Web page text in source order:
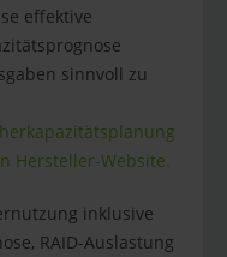
effektive
sinnvoll zu
Hersteller-Website.
inklusive
RAID-Auslastung